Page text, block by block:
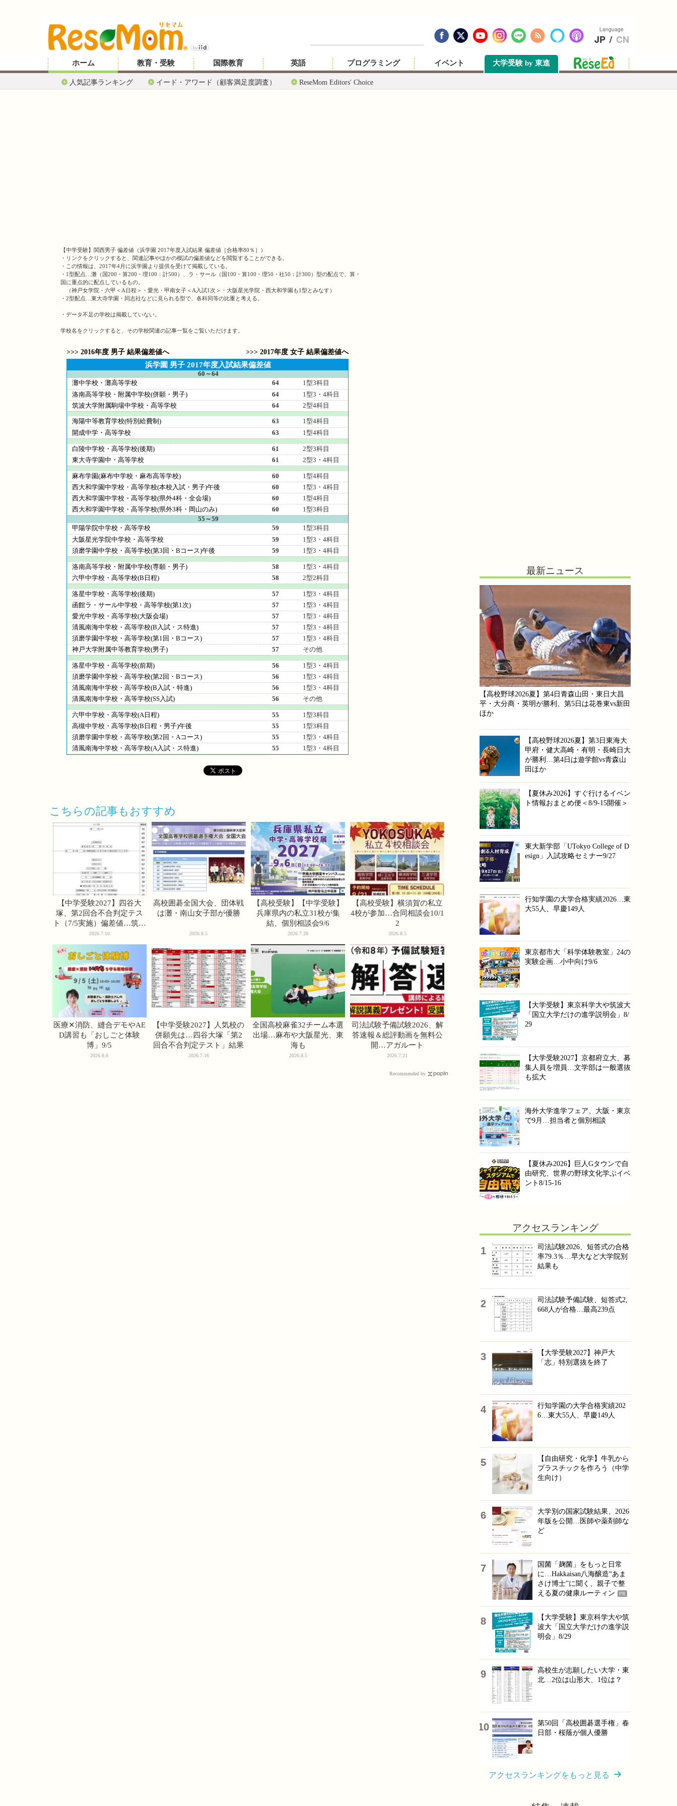
ホーム
人気記事ランキング イード・アワード（顧客満足度調査） ReseMom Editors' Choice
教育・受験 国際教育 英語 プログラミング イベント 大学受験 by 東進
【中学受験】関西男子 偏差値（浜学園 2017年度入試結果 偏差値［合格率80％］）
・リンクをクリックすると、関連記事やほかの模試の偏差値などを閲覧することができる。
・この情報は、2017年4月に浜学園より提供を受けて掲載している。
・1型配点…灘（国200・算200・理100：計500）、ラ・サール（国100・算100・理50・社50：計300）型の配点で、算・
国に重点的に配点しているもの。
（神戸女学院・六甲＜A日程＞・愛光・甲南女子＜A入試1次＞・大阪星光学院・西大和学園も1型とみなす）
・2型配点…東大寺学園・同志社などに見られる型で、各科同等の比重と考える。
・データ不足の学校は掲載していない。
学校名をクリックすると、その学校関連の記事一覧をご覧いただけます。
>>> 2016年度 男子 結果偏差値へ >>> 2017年度 女子 結果偏差値へ
浜学園 男子 2017年度入試結果偏差値
60～64
灘中学校・灘高等学校
64
1型3科目
洛南高等学校・附属中学校(併願・男子)
64
1型3・4科目
筑波大学附属駒場中学校・高等学校
64 2型4科目
海陽中等教育学校(特別給費制) 63
1型4科目
開成中学・高等学校
63 1型4科目
白陵中学校・高等学校(後期) 61
2型3科目
東大寺学園中・高等学校
61 2型3・4科目
麻布学園(麻布中学校・麻布高等学校) 60
1型4科目
西大和学園中学校・高等学校(本校入試・男子)午後
60
1型3・4科目
西大和学園中学校・高等学校(県外4科・全会場)
60
1型4科目
西大和学園中学校・高等学校(県外3科・岡山のみ)
60
1型3科目
55～59
甲陽学院中学校・高等学校
59
1型3科目
大阪星光学院中学校・高等学校
59
1型3・4科目
須磨学園中学校・高等学校(第3回・Bコース)午後
59 1型3・4科目
洛南高等学校・附属中学校(専願・男子) 58
1型3・4科目
六甲中学校・高等学校(B日程)
58 2型2科目
洛星中学校・高等学校(後期) 57
1型3・4科目
函館ラ・サール中学校・高等学校(第1次)
57
1型3・4科目
愛光中学校・高等学校(大阪会場)
57
1型3・4科目
清風南海中学校・高等学校(B入試・ス特進)
57
1型3・4科目
須磨学園中学校・高等学校(第1回・Bコース)
57
1型3・4科目
神戸大学附属中等教育学校(男子)
57 その他
洛星中学校・高等学校(前期) 56
1型3・4科目
須磨学園中学校・高等学校(第2回・Bコース)
56
1型3・4科目
清風南海中学校・高等学校(B入試・特進)
56
1型3・4科目
清風南海中学校・高等学校(SS入試)
56 その他
六甲中学校・高等学校(A日程) 55
1型3科目
高槻中学校・高等学校(B日程・男子)午後
55
1型3科目
須磨学園中学校・高等学校(第2回・Aコース)
55
1型3・4科目
清風南海中学校・高等学校(A入試・ス特進)
55 1型3・4科目
こちらの記事もおすすめ
【中学受験2027】四谷大
塚、第2回合不合判定テス
ト（7/5実施）偏差値…筑駒
74・桜蔭70＜PR＞
2026.7.10
高校囲碁全国大会、団体戦
は灘・南山女子部が優勝
2026.8.5
【高校受験】【中学受験】
兵庫県内の私立31校が集
結、個別相談会9/6
2026.7.28
【高校受験】横須賀の私立
4校が参加…合同相談会10/1
2
2026.8.5
医療✕消防、縫合デモやAE
D講習も「おしごと体験
博」9/5
2026.8.6
【中学受験2027】人気校の
併願先は…四谷大塚「第2
回合不合判定テスト」結果
2026.7.16
全国高校麻雀32チーム本選
出場…麻布や大阪星光、東
海も
2026.8.5
司法試験予備試験2026、解
答速報＆総評動画を無料公
開…アガルート
2026.7.21
Recommended by
最新ニュース
【高校野球2026夏】第4日青森山田・東日大昌
平・大分商・英明が勝利、第5日は花巻東vs新田
ほか
【高校野球2026夏】第3日東海大
甲府・健大高崎・有明・長崎日大
が勝利…第4日は遊学館vs青森山
田ほか
【夏休み2026】すぐ行けるイベン
ト情報おまとめ便＜8/9-15開催＞
東大新学部「UTokyo College of D
esign」入試攻略セミナー9/27
行知学園の大学合格実績2026…東
大55人、早慶149人
東京都市大「科学体験教室」24の
実験企画…小中向け9/6
【大学受験】東京科学大や筑波大
「国立大学だけの進学説明会」8/
29
【大学受験2027】京都府立大、募
集人員を増員…文学部は一般選抜
も拡大
海外大学進学フェア、大阪・東京
で9月…担当者と個別相談
【夏休み2026】巨人Gタウンで自
由研究、世界の野球文化学ぶイベ
ント8/15-16
アクセスランキング
司法試験2026、短答式の合格
率79.3％…早大など大学院別
結果も
司法試験予備試験、短答式2,
668人が合格…最高239点
【大学受験2027】神戸大
「志」特別選抜を終了
行知学園の大学合格実績202
6…東大55人、早慶149人
【自由研究・化学】牛乳から
プラスチックを作ろう（中学
生向け）
大学別の国家試験結果、2026
年版を公開…医師や薬剤師な
ど
国菌「麹菌」をもっと日常
に…Hakkaisan八海醸造“あま
さけ博士”に聞く、親子で整
える夏の健康ルーティン
PR
【大学受験】東京科学大や筑
波大「国立大学だけの進学説
明会」8/29
高校生が志願したい大学・東
北…2位は山形大、1位は？
第50回「高校囲碁選手権」春
日部・桜蔭が個人優勝
アクセスランキングをもっと見る
Language
JP / CN